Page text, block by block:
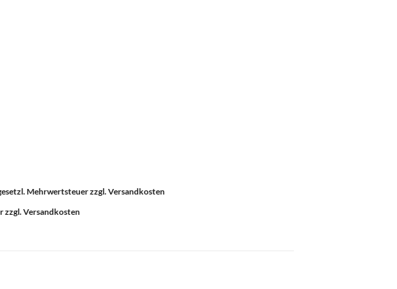
Mehrwertsteuer zzgl. Versandkosten
zzgl. Versandkosten